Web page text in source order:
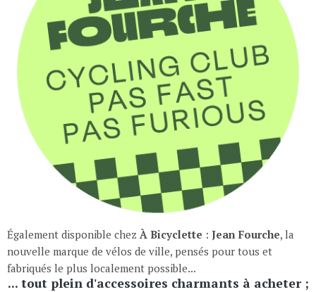
Également disponible chez À Bicyclette : Jean Fourche, la
nouvelle marque de vélos de ville, pensés pour tous et
fabriqués le plus localement possible...
... tout plein d'accessoires charmants à acheter ;